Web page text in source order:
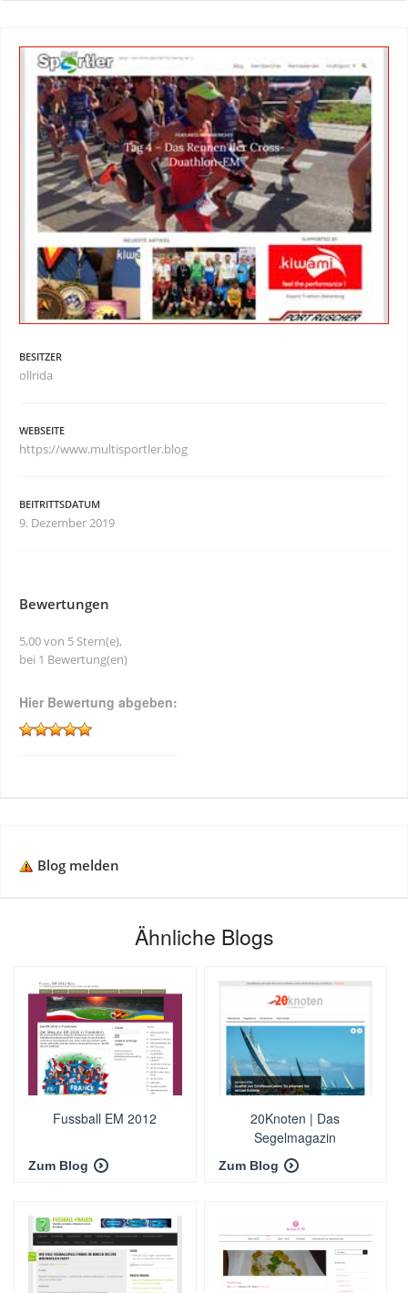
BESITZER
ollrida
WEBSEITE
https://www.multisportler.blog
BEITRITTSDATUM
9. Dezember 2019
Bewertungen
5,00 von 5 Stern(e),
bei 1 Bewertung(en)
Hier Bewertung abgeben:
Blog melden
Ähnliche Blogs
Fussball EM 2012
Zum Blog
20Knoten | Das
Segelmagazin
Zum Blog